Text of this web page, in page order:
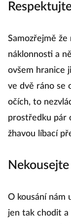
Samozřejmě
náklonnosti a
ovšem hranice
ve dvě ráno se
očích, to
prostředku pár
žhavou líbací
Nekousejte
O kousání nám
jen tak chodit a